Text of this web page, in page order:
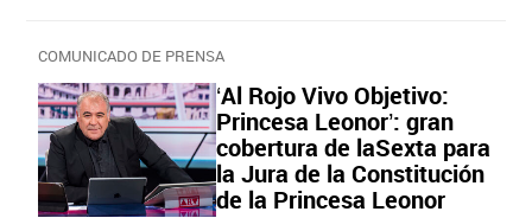
COMUNICADO DE PRENSA
‘Al Rojo Vivo Objetivo:
Princesa Leonor’: gran
cobertura de laSexta para
la Jura de la Constitución
de la Princesa Leonor